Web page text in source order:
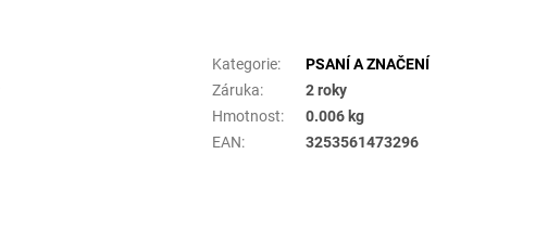
Kategorie:
PSANÍ A ZNAČENÍ
Záruka:
2 roky
Hmotnost:
0.006 kg
EAN: 3253561473296